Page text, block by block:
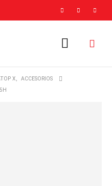
X,
ACCESORIOS